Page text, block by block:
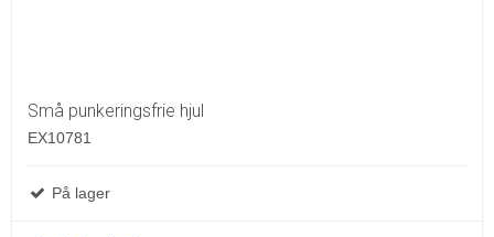
Små punkeringsfrie hjul
EX10781
På lager